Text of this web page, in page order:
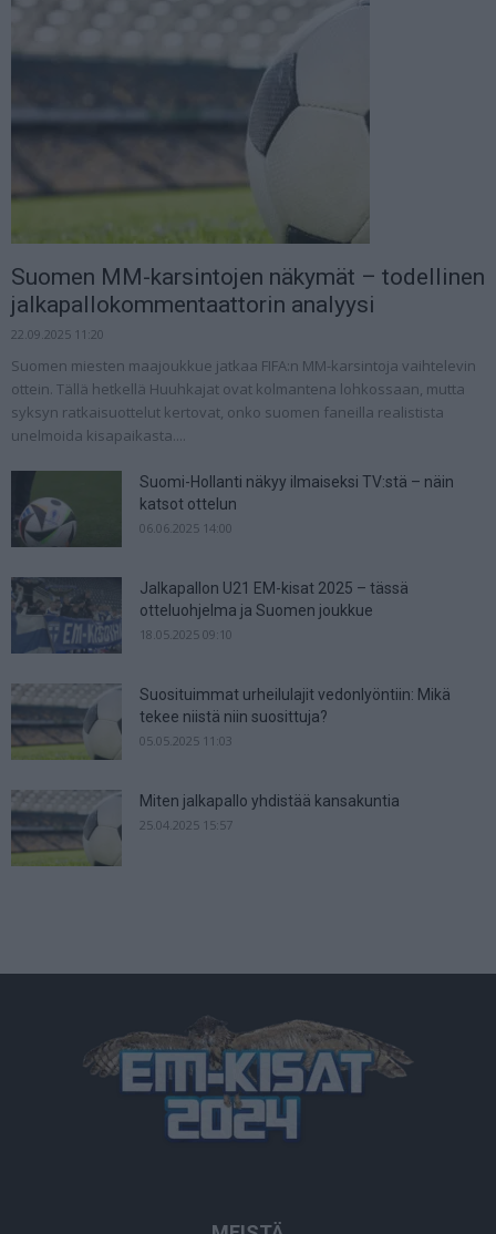
Suomen MM-karsintojen näkymät – todellinen
jalkapallokommentaattorin analyysi
22.09.2025 11:20
Suomen miesten maajoukkue jatkaa FIFA:n MM-karsintoja vaihtelevin
ottein. Tällä hetkellä Huuhkajat ovat kolmantena lohkossaan, mutta
syksyn ratkaisuottelut kertovat, onko suomen faneilla realistista
unelmoida kisapaikasta....
Suomi-Hollanti näkyy ilmaiseksi TV:stä – näin
katsot ottelun
06.06.2025 14:00
Jalkapallon U21 EM-kisat 2025 – tässä
otteluohjelma ja Suomen joukkue
18.05.2025 09:10
Suosituimmat urheilulajit vedonlyöntiin: Mikä
tekee niistä niin suosittuja?
05.05.2025 11:03
Miten jalkapallo yhdistää kansakuntia
25.04.2025 15:57